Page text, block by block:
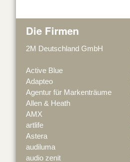
Die Firmen
2M Deutschland GmbH
Active Blue
Adapteo
Agentur für Markenträume
Allen & Heath
AMX
artlife
Astera
audiluma
audio zenit